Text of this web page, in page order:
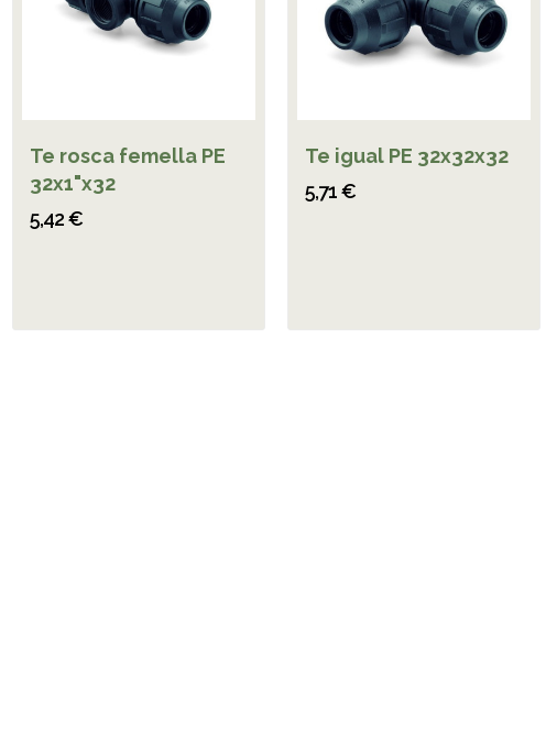
Te rosca femella PE
32x1"x32
5,42 €
Te igual PE 32x32x32
5,71 €